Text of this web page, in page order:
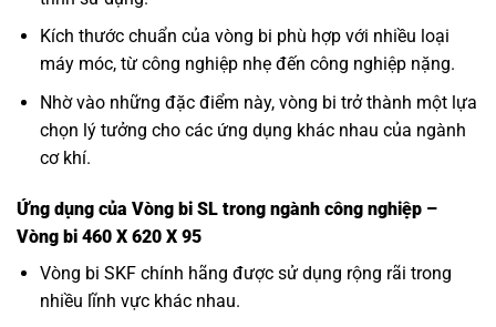
Kích thước chuẩn của vòng bi phù hợp với nhiều loại
máy móc, từ công nghiệp nhẹ đến công nghiệp nặng.
Nhờ vào những đặc điểm này, vòng bi trở thành một lựa
chọn lý tưởng cho các ứng dụng khác nhau của ngành
cơ khí.
Ứng dụng của Vòng bi SL trong ngành công nghiệp –
Vòng bi 460 X 620 X 95
Vòng bi SKFchính hãng được sử dụng rộng rãi trong
nhiều lĩnh vực khác nhau.